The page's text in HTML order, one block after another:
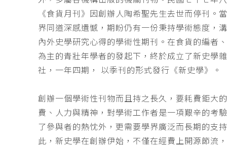
《食貨月刊》因創辦人陶希聖先生去世而停刊。
界同道深感遺憾，期盼仍有一份秉持學術態度，
內外史學研究心得的學術性期刊。在食貨的編者
為主的青壯年學者的發起下，終於成立了新史學
社，一年四期， 以季刊的形式發行《新史學》。
創辦一個學術性刊物而且持之長久，要耗費鉅大
費、人力與精神，對學術工作者是一項艱辛的考
了參與者的熱忱外，更需要學界廣泛而長期的支
此，新史學在創辦伊始，不僅在經費上開源節流